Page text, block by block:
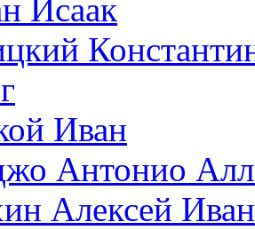
Исаак
Иван
Антонио
Алексей